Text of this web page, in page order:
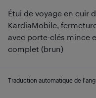
Étui de voyage en cuir
KardiaMobile,
avec porte-clés mince
complet (brun)
Traduction automatique de